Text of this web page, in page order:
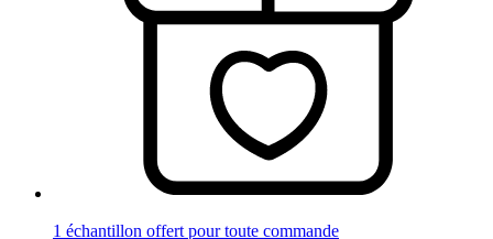
1 échantillon offert pour toute commande